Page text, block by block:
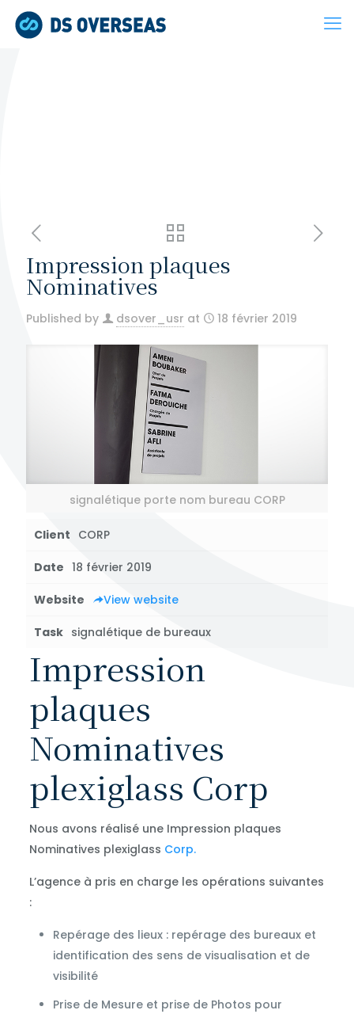
Impression plaques
Nominatives
Published by dsover_usr at 18 février 2019
signalétique porte nom bureau CORP
Client CORP
Date 18 février 2019
Website View website
Task signalétique de bureaux
Impression
plaques
Nominatives
plexiglass Corp
Nous avons réalisé une Impression plaques
Nominatives plexiglass Corp.
L’agence à pris en charge les opérations suivantes
:
Repérage des lieux : repérage des bureaux et
identification des sens de visualisation et de
visibilité
Prise de Mesure et prise de Photos pour